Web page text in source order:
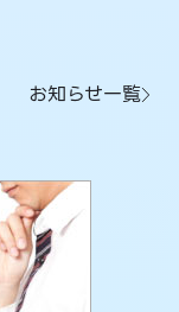
お知らせ一覧